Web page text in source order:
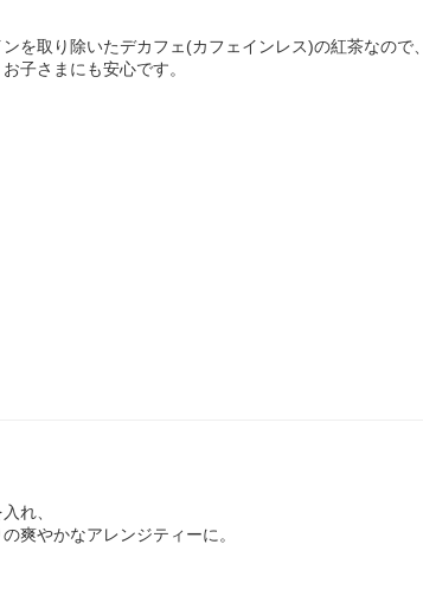
を取り除いたデカフェ(カフェインレス)の紅茶なので、
子さまにも安心です。
れ、
爽やかなアレンジティーに。